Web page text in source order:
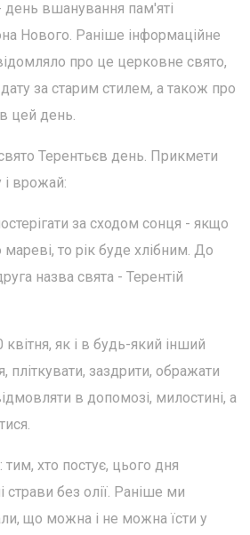
день вшанування пам'яті
Нового. Раніше інформаційне
про це церковне свято,
за старим стилем, а також про
цей день.
Терентьєв день. Прикмети
і врожай:
за сходом сонця - якщо
то рік буде хлібним. До
назва свята - Терентій
як і в будь-який інший
пліткувати, заздрити, ображати
в допомозі, милостині, а
тим, хто постує, цього дня
страви без олії. Раніше ми
що можна і не можна їсти у